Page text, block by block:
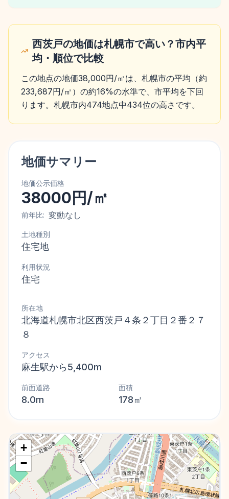
西茨戸の地価は札幌市で高い？市内平
均・順位で比較
この地点の地価38,000円/㎡は、札幌市の平均（約
233,687円/㎡）の約16%の水準で、市平均を下回
ります。札幌市内474地点中434位の高さです。
地価サマリー
地価公示価格
38000円/㎡
前年比: 変動なし
土地種別
住宅地
利用状況
住宅
所在地
北海道札幌市北区西茨戸４条２丁目２番２７
８
アクセス
麻生駅から5,400m
前面道路
8.0m
面積
178㎡
+
−